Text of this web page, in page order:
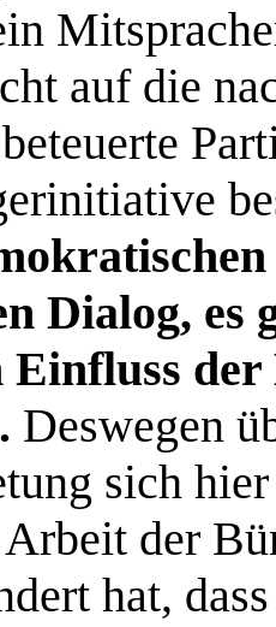
auf die
Dialog, es
Einfluss
Deswegen
sich
der
hat,